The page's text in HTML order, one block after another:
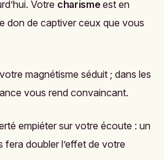
Votre charisme est en
don de captiver ceux que vous
magnétisme séduit ; dans les
vous rend convaincant.
empiéter sur votre écoute : un
fera doubler l’effet de votre